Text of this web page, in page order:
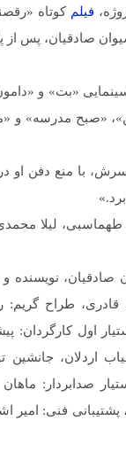
فیلم کوتاه
صادقیان، پس از
سینمایی «بت» و
با منع دفن او
لیلا
نویسنده و
قادری، طراح
اول کارگردان:
اردلان، جانشین
صدابردار: ماهان
پشتیبانی فنی: